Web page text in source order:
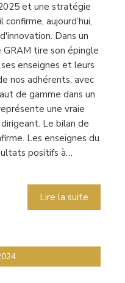
et une stratégie
aujourd’hui,
Dans un
tire son épingle
enseignes et leurs
nos adhérents, avec
de gamme dans un
une vraie
Le bilan de
Les enseignes du
positifs à…
Lire la suite